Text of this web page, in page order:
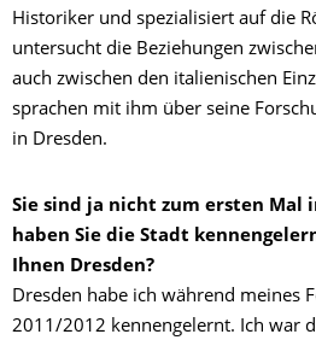
Historiker und spezialisiert auf die
untersucht die Beziehungen
auch zwischen den italienischen
sprachen mit ihm über seine
in Dresden.
Sie sind ja nicht zum ersten Mal
haben Sie die Stadt
Ihnen Dresden?
Dresden habe ich während meines
2011/2012 kennengelernt. Ich war